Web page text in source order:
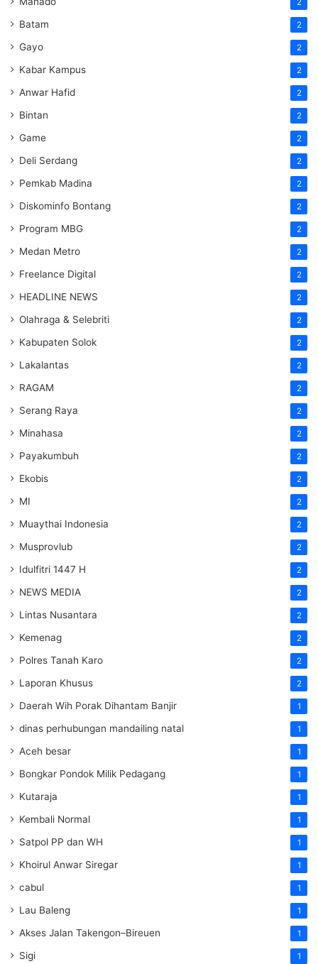
2
Batam 2
Gayo 2
Kabar Kampus 2
Anwar Hafid 2
Bintan 2
Game 2
Deli Serdang 2
Pemkab Madina 2
Diskominfo Bontang 2
Program MBG 2
Medan Metro 2
Freelance Digital 2
HEADLINE NEWS 2
Olahraga & Selebriti 2
Kabupaten Solok 2
Lakalantas 2
RAGAM 2
Serang Raya 2
Minahasa 2
Payakumbuh 2
Ekobis 2
MI 2
Muaythai Indonesia 2
Musprovlub 2
Idulfitri 1447 H 2
NEWS MEDIA 2
Lintas Nusantara 2
Kemenag 2
Polres Tanah Karo 2
Laporan Khusus 2
Daerah Wih Porak Dihantam Banjir 1
dinas perhubungan mandailing natal 1
Aceh besar 1
Bongkar Pondok Milik Pedagang 1
Kutaraja 1
Kembali Normal 1
Satpol PP dan WH 1
Khoirul Anwar Siregar 1
cabul 1
Lau Baleng 1
Akses Jalan Takengon–Bireuen 1
Sigi 1